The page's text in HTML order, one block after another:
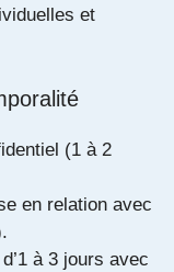
et
(1 à 2
en relation avec
à 3 jours avec